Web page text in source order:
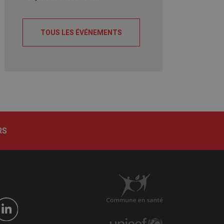
TOUS LES ÉVÉNEMENTS